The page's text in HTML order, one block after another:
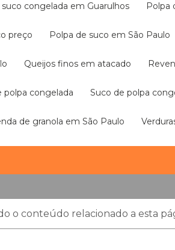
suco congelada em Guarulhos
preço Polpa de suco em São Paulo
Queijos finos em atacado
polpa congelada Suco de polpa
de granola em São Paulo
o conteúdo relacionado a esta